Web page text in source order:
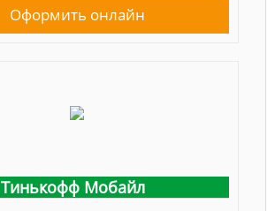
Оформить онлайн
Тинькофф Мобайл